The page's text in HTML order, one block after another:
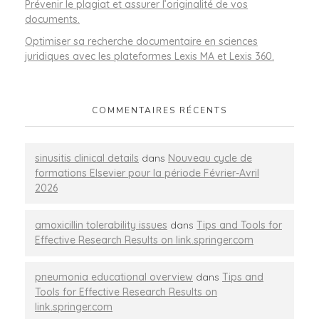
Prévenir le plagiat et assurer l’originalité de vos
documents.
Optimiser sa recherche documentaire en sciences
juridiques avec les plateformes Lexis MA et Lexis 360.
COMMENTAIRES RÉCENTS
sinusitis clinical details dans Nouveau cycle de
formations Elsevier pour la période Février-Avril
2026
amoxicillin tolerability issues dans Tips and Tools for
Effective Research Results on link.springer.com
pneumonia educational overview dans Tips and
Tools for Effective Research Results on
link.springer.com